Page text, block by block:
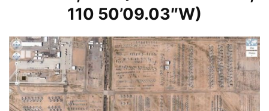
110 50’09.03″W)